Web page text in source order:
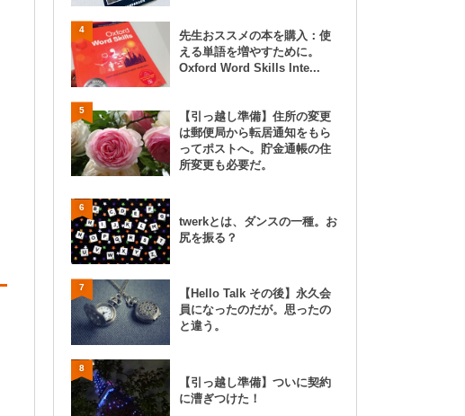
4
先生おススメの本を購入：使
える単語を増やすために。
Oxford Word Skills Inte...
5
【引っ越し準備】住所の変更
は郵便局から転居通知をもら
ってポストへ。貯金通帳の住
所変更も必要だ。
6
twerkとは、ダンスの一種。お
尻を振る？
7
【Hello Talk その後】永久会
員になったのだが。思ったの
と違う。
8
【引っ越し準備】ついに契約
に漕ぎつけた！